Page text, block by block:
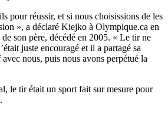
pour réussir, et si nous choisissions de les
», a déclaré Kiejko à Olympique.ca en
son père, décédé en 2005. « Le tir ne
juste encouragé et il a partagé sa
nous, puis nous avons perpétué la
le tir était un sport fait sur mesure pour